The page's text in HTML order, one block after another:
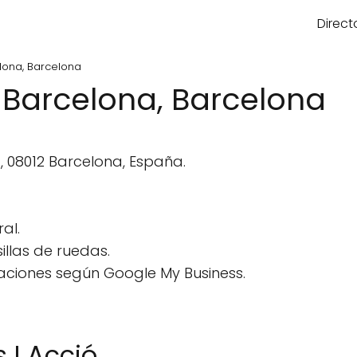
Barcelona
Barcelona
Barcelona, España.
de ruedas.
según Google My Business.